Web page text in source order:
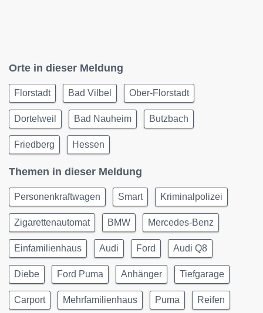
Orte in dieser Meldung
Florstadt Bad Vilbel Ober-Florstadt
Dortelweil Bad Nauheim Butzbach
Friedberg Hessen
Themen in dieser Meldung
Personenkraftwagen Smart Kriminalpolizei
Zigarettenautomat BMW Mercedes-Benz
Einfamilienhaus Audi Ford Audi Q8
Diebe Ford Puma Anhänger Tiefgarage
Carport Mehrfamilienhaus Puma Reifen